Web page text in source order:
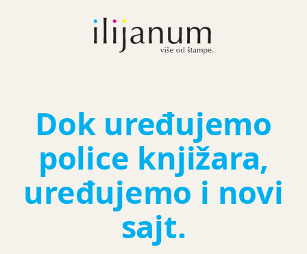
Dok uređujemo
police knjižara,
uređujemo i novi
sajt.